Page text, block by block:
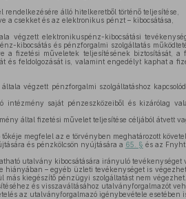
álló hitelkeretből történő teljesítése,
a csekket és az elektronikus pénzt – kibocsátása,
végzett elektronikuspénz-kibocsátási
kibocsátás és pénzforgalmi szolgáltatás
a fizetési műveletek teljesítésének biztosítását,
és feldolgozását is, valamint engedélyt kaphat a
végzett pénzforgalmi szolgáltatáshoz
intézmény saját pénzeszközeiből és kizárólag
által fizetési művelet teljesítése céljából átvett
megfelel az e törvényben meghatározott
és pénzkölcsön nyújtására a 65. § és az
utalvány kibocsátására irányuló tevékenységet
hiányában – egyéb üzleti tevékenységet is
más kiegészítő pénzügyi szolgáltatást nem végezhet.
és visszaváltásához utalványforgalmazót
az utalványforgalmazó igénybevétele esetében